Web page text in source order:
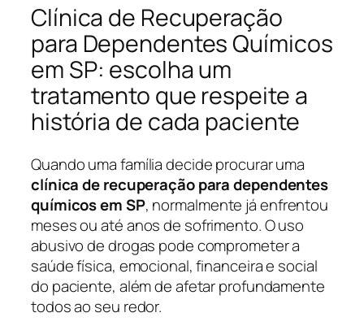
Clínica de Recuperação
para Dependentes Químicos
em SP: escolha um
tratamento que respeite a
história de cada paciente
Quando uma família decide procurar uma
clínica de recuperação para dependentes
químicos em SP, normalmente já enfrentou
meses ou até anos de sofrimento. O uso
abusivo de drogas pode comprometer a
saúde física, emocional, financeira e social
do paciente, além de afetar profundamente
todos ao seu redor.